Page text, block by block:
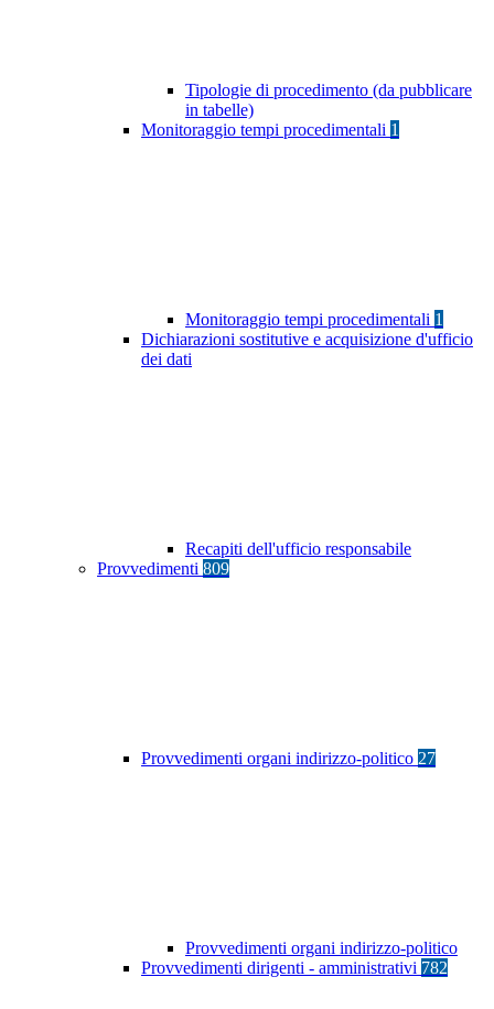
Tipologie di procedimento (da pubblicare
in tabelle)
Monitoraggio tempi procedimentali 1
Monitoraggio tempi procedimentali 1
Dichiarazioni sostitutive e acquisizione d'ufficio
dei dati
Recapiti dell'ufficio responsabile
Provvedimenti 809
Provvedimenti organi indirizzo-politico 27
Provvedimenti organi indirizzo-politico
Provvedimenti dirigenti - amministrativi 782